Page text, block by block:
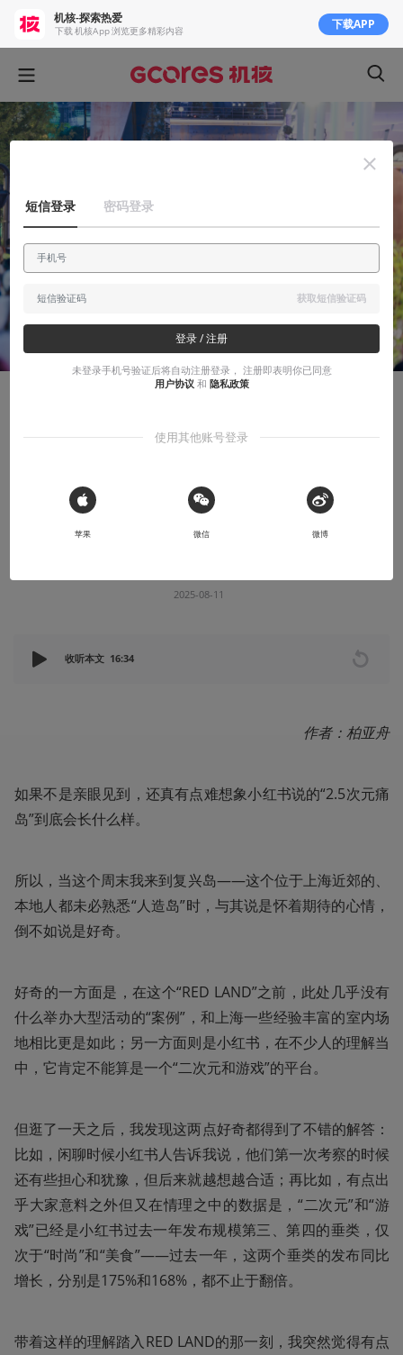
我被小红书的“2.5次元痛岛”说服了
2025-08-11
收听本文 16:34
作者：柏亚舟
如果不是亲眼见到，还真有点难想象小红书说的“2.5次元痛
岛”到底会长什么样。
所以，当这个周末我来到复兴岛——这个位于上海近郊的、
本地人都未必熟悉“人造岛”时，与其说是怀着期待的心情，
倒不如说是好奇。
好奇的一方面是，在这个“RED LAND”之前，此处几乎没有
什么举办大型活动的“案例”，和上海一些经验丰富的室内场
地相比更是如此；另一方面则是小红书，在不少人的理解当
中，它肯定不能算是一个“二次元和游戏”的平台。
但逛了一天之后，我发现这两点好奇都得到了不错的解答：
比如，闲聊时候小红书人告诉我说，他们第一次考察的时候
还有些担心和犹豫，但后来就越想越合适；再比如，有点出
乎大家意料之外但又在情理之中的数据是，“二次元”和“游
戏”已经是小红书过去一年发布规模第三、第四的垂类，仅
次于“时尚”和“美食”——过去一年，这两个垂类的发布同比
增长，分别是175%和168%，都不止于翻倍。
带着这样的理解踏入RED LAND的那一刻，我突然觉得有点
机核-探索热爱
下载 机核App 浏览更多精彩内容 下载APP
短信登录 密码登录
获取短信验证码
登录 / 注册
未登录手机号验证后将自动注册登录， 注册即表明你已同意
用户协议 和 隐私政策
使用其他账号登录
 Sign in with Apple
苹果 微信 微博